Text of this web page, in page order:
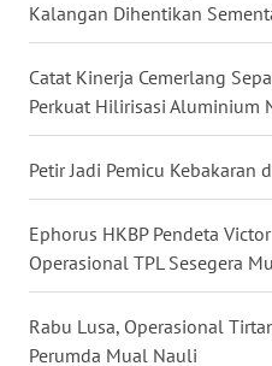
Kalangan Dihentikan
Catat Kinerja Cemerlang
Perkuat Hilirisasi Aluminium
Petir Jadi Pemicu Kebakaran
Ephorus HKBP Pendeta
Operasional TPL Sesegera
Rabu Lusa, Operasional
Perumda Mual Nauli
LAMPUNG
JATENG